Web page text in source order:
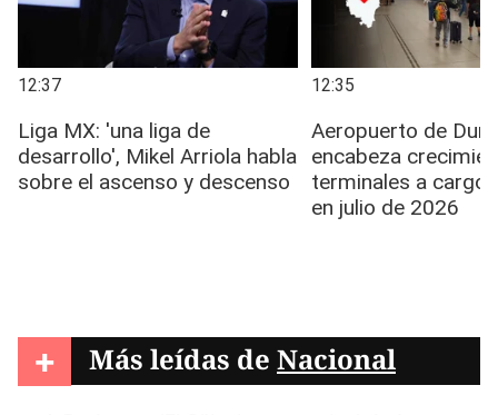
+ Más leídas de Nacional